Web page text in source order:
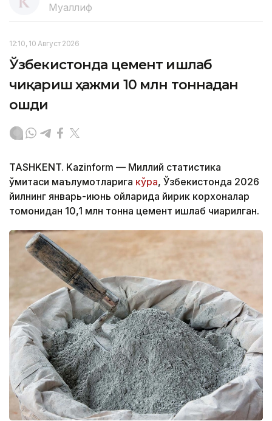
Муаллиф
12:10, 10 Август 2026
Ўзбекистонда цемент ишлаб
чиқариш ҳажми 10 млн тоннадан
ошди
TASHKENT. Kazinform — Миллий статистика
қўмитаси маълумотларига кўра, Ўзбекистонда 2026
йилнинг январь-июнь ойларида йирик корхоналар
томонидан 10,1 млн тонна цемент ишлаб чиқарилган.